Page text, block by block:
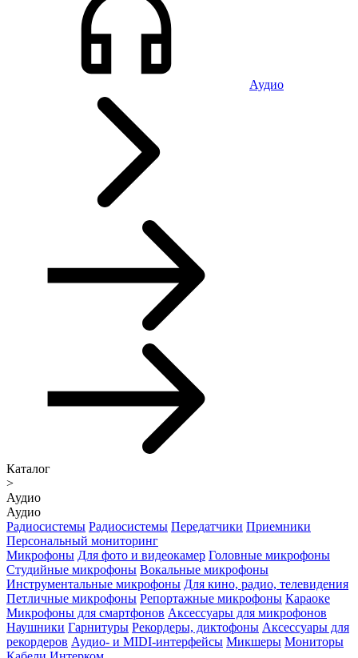
Аудио
Каталог
>
Аудио
Аудио
Радиосистемы Радиосистемы Передатчики Приемники
Персональный мониторинг
Микрофоны Для фото и видеокамер Головные микрофоны
Студийные микрофоны Вокальные микрофоны
Инструментальные микрофоны Для кино, радио, телевидения
Петличные микрофоны Репортажные микрофоны Караоке
Микрофоны для смартфонов Аксессуары для микрофонов
Наушники Гарнитуры Рекордеры, диктофоны Аксессуары для
рекордеров Аудио- и MIDI-интерфейсы Микшеры Мониторы